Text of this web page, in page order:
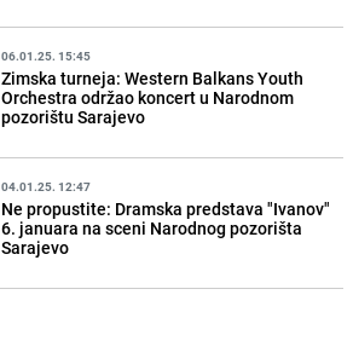
06.01.25. 15:45
Zimska turneja: Western Balkans Youth
Orchestra održao koncert u Narodnom
pozorištu Sarajevo
04.01.25. 12:47
Ne propustite: Dramska predstava "Ivanov"
6. januara na sceni Narodnog pozorišta
Sarajevo